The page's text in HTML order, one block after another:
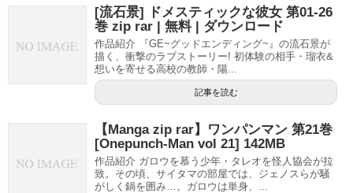
[流石景] ドメスティックな彼女 第01-26
巻 zip rar | 無料 | ダウンロード
作品紹介 『GE~グッドエンディング~』の流石景が
描く、衝撃のラブストーリー! 初体験の相手・瑠衣&
想いを寄せる高校の教師・陽...
記事を読む
【Manga zip rar】ワンパンマン 第21巻
[Onepunch-Man vol 21] 142MB
作品紹介 ガロウを慕う少年・タレオを怪人協会が拉
致。その頃、サイタマの部屋では、ジェノスらが騒
がしく鍋を囲み…。ガロウは単身、...